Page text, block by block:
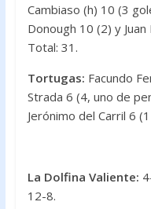
Cambiaso (h) 10 (3
Donough 10 (2) y
Total: 31.
Tortugas: Facundo
Strada 6 (4, uno de
Jerónimo del Carril 6
La Dolfina Valiente:
12-8.